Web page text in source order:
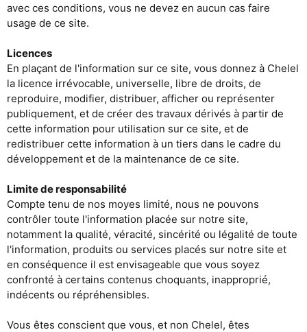
avec ces conditions, vous ne devez en aucun cas faire
usage de ce site.
Licences
En plaçant de l'information sur ce site, vous donnez à Chelel
la licence irrévocable, universelle, libre de droits, de
reproduire, modifier, distribuer, afficher ou représenter
publiquement, et de créer des travaux dérivés à partir de
cette information pour utilisation sur ce site, et de
redistribuer cette information à un tiers dans le cadre du
développement et de la maintenance de ce site.
Limite de responsabilité
Compte tenu de nos moyes limité, nous ne pouvons
contrôler toute l'information placée sur notre site,
notamment la qualité, véracité, sincérité ou légalité de toute
l'information, produits ou services placés sur notre site et
en conséquence il est envisageable que vous soyez
confronté à certains contenus choquants, inapproprié,
indécents ou répréhensibles.
Vous êtes conscient que vous, et non Chelel, êtes